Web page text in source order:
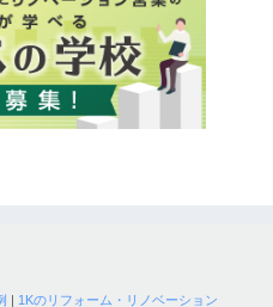
1Kのリフォーム・リノベーション